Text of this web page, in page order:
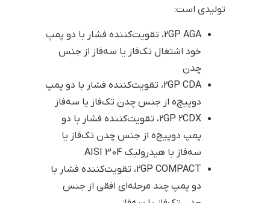
تولیدی است:
2GP AGA، تقویت‌کننده فشار با دو پمپ
خود اشتغال تک‌فاز یا سه‌فاز از جنس
چدن
2GP CDA، تقویت‌کننده فشار با دو پمپ
دوپیچ‌ه از جنس چدن تک‌فاز یا سه‌فاز
2GP 2CDX، تقویت‌کننده فشار با دو
پمپ دوپیچ‌ه از جنس چدن تک‌فاز یا
سه‌فاز با هیدرولیک AISI 304
2GP COMPACT، تقویت‌کننده فشار با
دو پمپ چند مرحله‌ای افقی از جنس